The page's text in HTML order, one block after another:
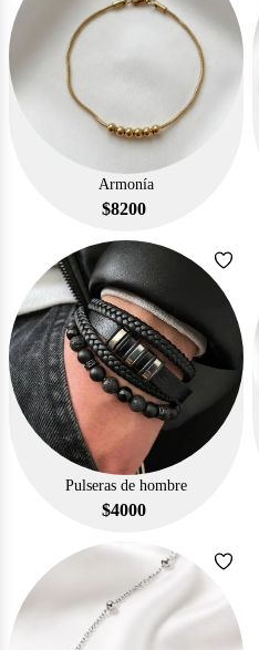
Armonía
$8200
Pulseras de hombre
$4000